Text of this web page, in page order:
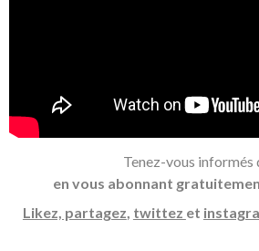
Tenez-vous informés
en vous abonnant
Likez, partagez, twittez et